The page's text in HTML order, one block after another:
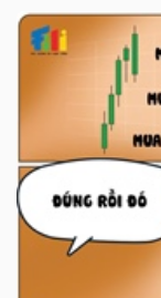
tư
Truyền
thông
tài